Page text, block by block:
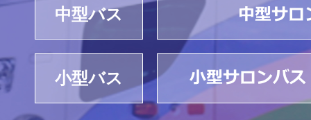
中型バス
小型バス